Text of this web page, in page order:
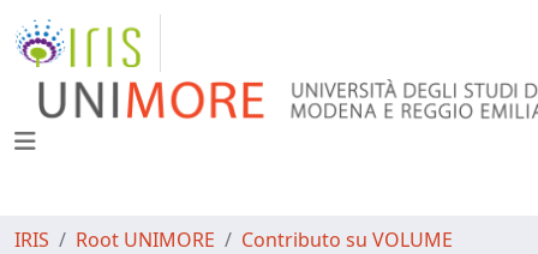
IRIS Root UNIMORE
Contributo su VOLUME